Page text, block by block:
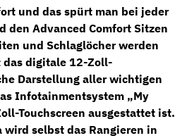
und das spürt man bei jeder
den Advanced Comfort Sitzen
und Schlaglöcher werden
das digitale 12-Zoll-
Darstellung aller wichtigen
Infotainmentsystem „My
Touchscreen ausgestattet ist.
wird selbst das Rangieren in